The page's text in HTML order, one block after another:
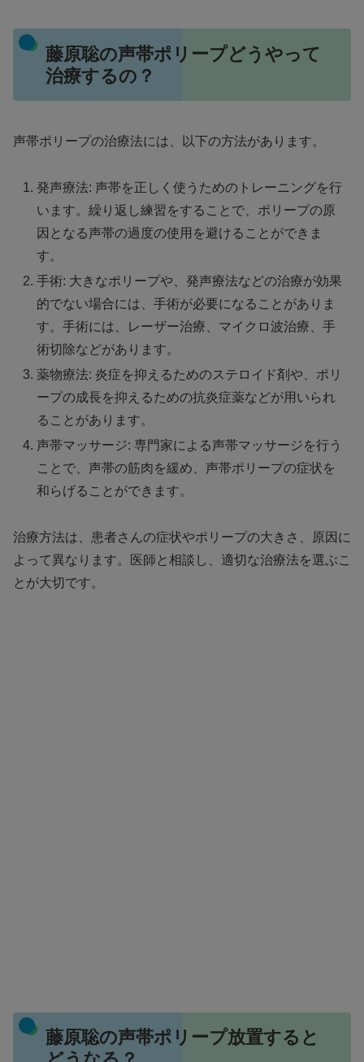
藤原聡の声帯ポリープどうやって
治療するの？
声帯ポリープの治療法には、以下の方法があります。
発声療法: 声帯を正しく使うためのトレーニングを行
います。繰り返し練習をすることで、ポリープの原
因となる声帯の過度の使用を避けることができま
す。
手術: 大きなポリープや、発声療法などの治療が効果
的でない場合には、手術が必要になることがありま
す。手術には、レーザー治療、マイクロ波治療、手
術切除などがあります。
薬物療法: 炎症を抑えるためのステロイド剤や、ポリ
ープの成長を抑えるための抗炎症薬などが用いられ
ることがあります。
声帯マッサージ: 専門家による声帯マッサージを行う
ことで、声帯の筋肉を緩め、声帯ポリープの症状を
和らげることができます。
治療方法は、患者さんの症状やポリープの大きさ、原因に
よって異なります。医師と相談し、適切な治療法を選ぶこ
とが大切です。
藤原聡の声帯ポリープ放置すると